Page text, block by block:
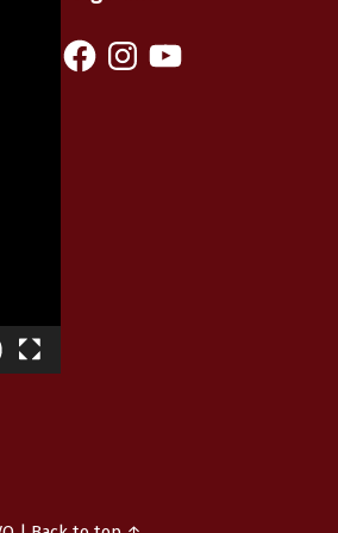
FacebookInstagram